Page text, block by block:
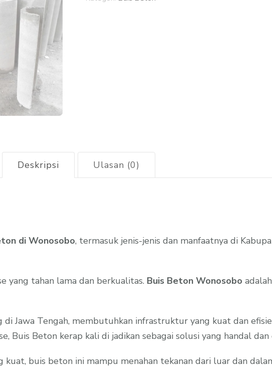
Deskripsi Ulasan (0)
di Wonosobo, termasuk jenis-jenis dan manfaatnya di
yang tahan lama dan berkualitas. Buis Beton Wonosobo
Jawa Tengah, membutuhkan infrastruktur yang kuat dan
Buis Beton kerap kali di jadikan sebagai solusi yang handal dan
buis beton ini mampu menahan tekanan dari luar dan